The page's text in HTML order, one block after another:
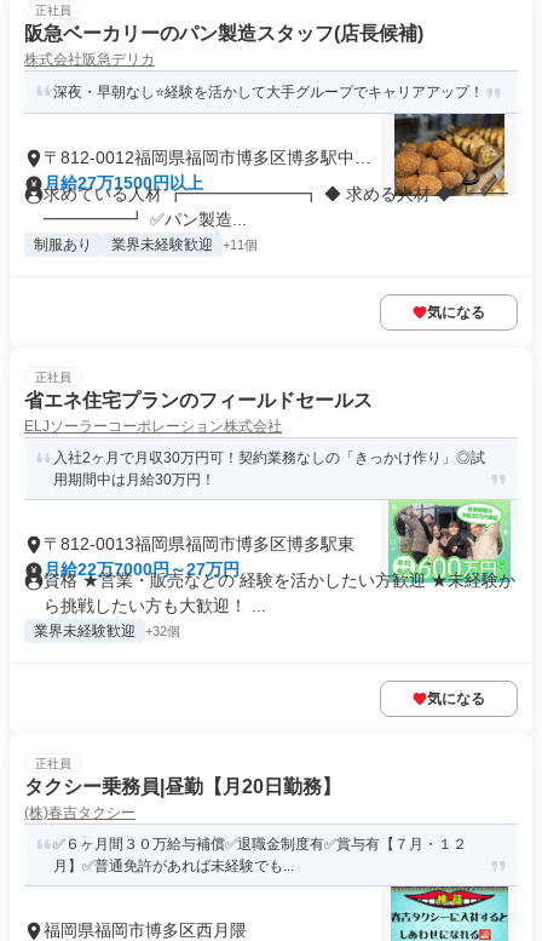
正社員
阪急ベーカリーのパン製造スタッフ(店長候補)
株式会社阪急デリカ
深夜・早朝なし⭐経験を活かして大手グループでキャリアアップ！
〒812-0012福岡県福岡市博多区博多駅中央
街
月給27万1500円以上
求めている人材 ┏━━━━━━━┓ ◆ 求める人材 ◆ ┗━━
━━━━━┛ ✅パン製造...
制服あり 業界未経験歓迎 +11個
気になる
正社員
省エネ住宅プランのフィールドセールス
ELJソーラーコーポレーション株式会社
入社2ヶ月で月収30万円可！契約業務なしの「きっかけ作り」◎試
用期間中は月給30万円！
〒812-0013福岡県福岡市博多区博多駅東
月給22万7000円～27万円
資格 ★営業・販売などの 経験を活かしたい方歓迎 ★未経験か
ら挑戦したい方も大歓迎！ ...
業界未経験歓迎 +32個
気になる
正社員
タクシー乗務員|昼勤【月20日勤務】
(株)春吉タクシー
✅６ヶ月間３０万給与補償✅退職金制度有✅賞与有【７月・１２
月】✅普通免許があれば未経験でも...
福岡県福岡市博多区西月隈